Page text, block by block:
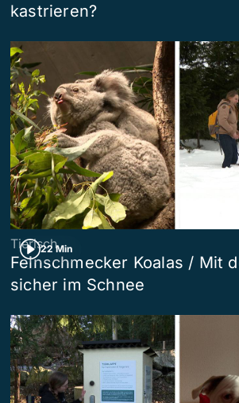
kastrieren?
22 Min
Tierisch
Feinschmecker Koalas / Mit
sicher im Schnee